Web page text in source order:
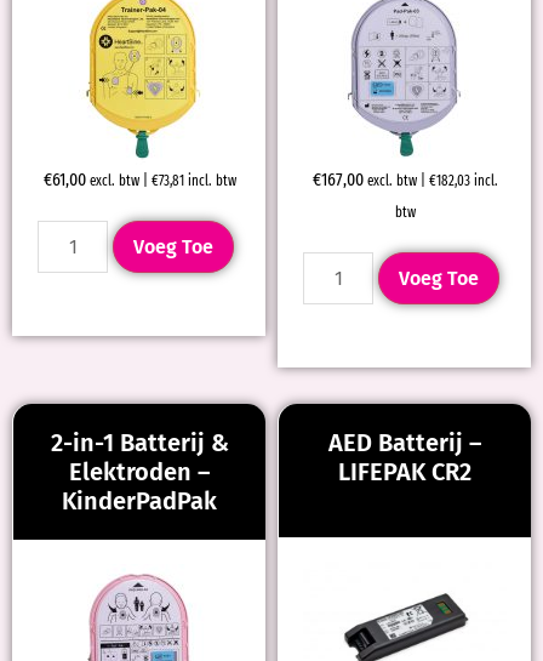
€61,00 excl. btw | €73,81incl. btw
Voeg Toe
€167,00 excl. btw | €182,03incl.
btw
Voeg Toe
2-in-1 Batterij &
Elektroden –
KinderPadPak
AED Batterij –
LIFEPAK CR2